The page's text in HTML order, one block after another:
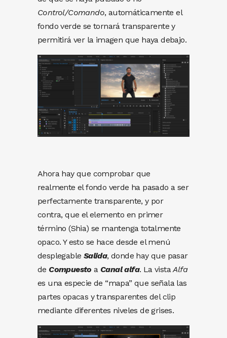
Control/Comando, automáticamente el
fondo verde se tornará transparente y
permitirá ver la imagen que haya debajo.
Ahora hay que comprobar que
realmente el fondo verde ha pasado a ser
perfectamente transparente, y por
contra, que el elemento en primer
término (Shia) se mantenga totalmente
opaco. Y esto se hace desde el menú
desplegable Salida, donde hay que pasar
de Compuesto a Canal alfa. La vistaAlfa
es una especie de “mapa” que señala las
partes opacas y transparentes del clip
mediante diferentes niveles de grises.